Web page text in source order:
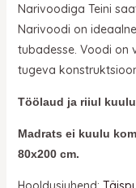
Narivoodiga Teini
Narivoodi on
tubadesse. Voodi on
tugeva
Töölaud ja riiul
Madrats ei kuulu
80x200 cm.